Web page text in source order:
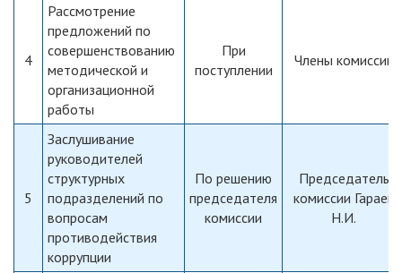
4
Рассмотрение
предложений по
совершенствованию
методической и
организационной
работы
При
поступлении
Члены комиссии
5
Заслушивание
руководителей
структурных
подразделений по
вопросам
противодействия
коррупции
По решению
председателя
комиссии
Председатель
комиссии Гараев
Н.И.